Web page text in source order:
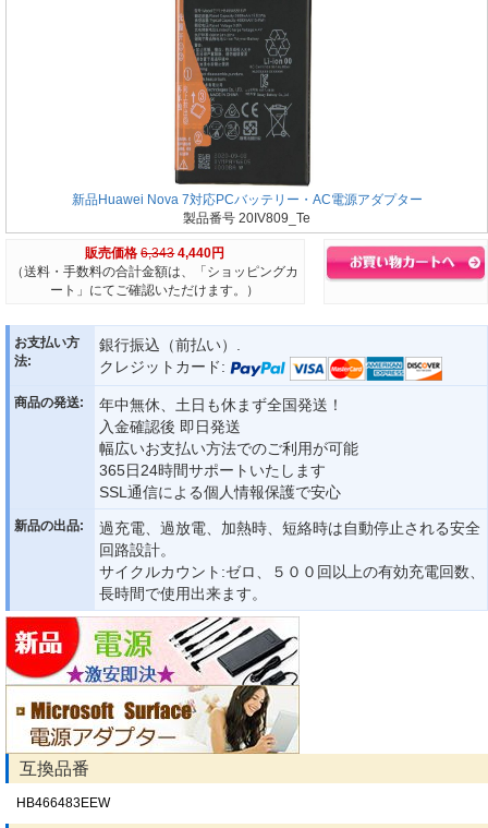
新品Huawei Nova 7対応PCバッテリー・AC電源アダプター
製品番号 20IV809_Te
販売価格 6,343 4,440円
（送料・手数料の合計金額は、「ショッピングカ
ート」にてご確認いただけます。）
お支払い方
法:
銀行振込（前払い）.
クレジットカード:
商品の発送:
年中無休、土日も休まず全国発送！
入金確認後 即日発送
幅広いお支払い方法でのご利用が可能
365日24時間サポートいたします
SSL通信による個人情報保護で安心
新品の出品:
過充電、過放電、加熱時、短絡時は自動停止される安全
回路設計。
サイクルカウント:ゼロ、５００回以上の有効充電回数、
長時間で使用出来ます。
互換品番
HB466483EEW